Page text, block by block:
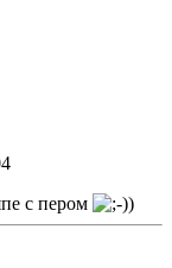
с пером